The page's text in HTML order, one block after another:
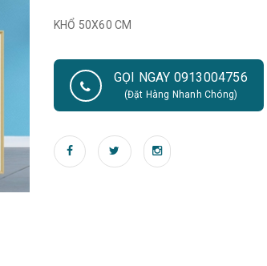
KHỔ 50X60 CM
GỌI NGAY 0913004756
(Đặt Hàng Nhanh Chóng)